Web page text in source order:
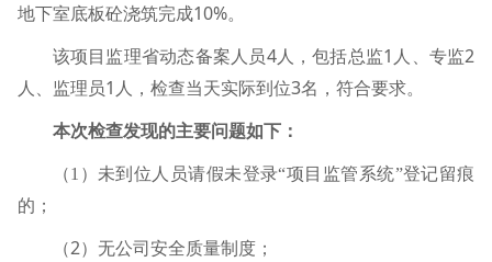
地下室底板砼浇筑完成10%。
该项目监理省动态备案人员4人，包括总监1 人、专监2
人、监理员1 人，检查当天实际到位3名，符合要求。
本次检查发现的主要问题如下：
（1 ）未到位人员请假未登录“项目监管系统”登记留痕
的；
（2）无公司安全质量制度；